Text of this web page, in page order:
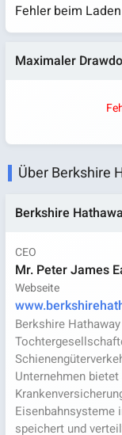
Fehler beim
Maximaler
Über Berkshire
Berkshire
CEO
Mr. Peter James
Webseite
Berkshire
Unternehmen bietet
Eisenbahnsysteme
speichert und